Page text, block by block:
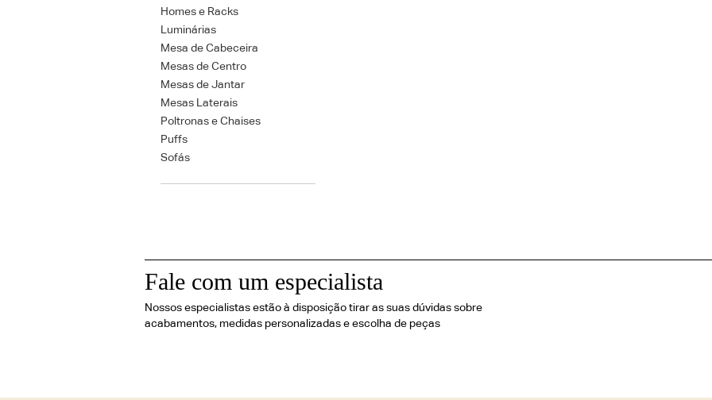
Homes e Racks
Luminárias
Mesa de Cabeceira
Mesas de Centro
Mesas de Jantar
Mesas Laterais
Poltronas e Chaises
Puffs
Sofás
Fale com um especialista
Nossos especialistas estão à disposição tirar as suas dúvidas sobre
acabamentos, medidas personalizadas e escolha de peças